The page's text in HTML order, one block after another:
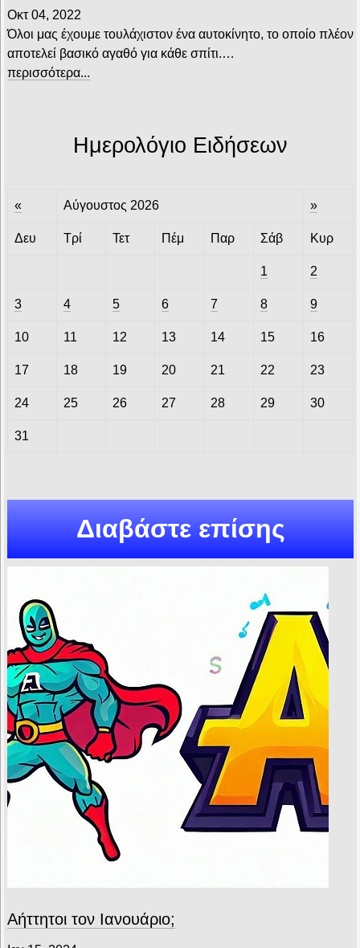
Οκτ 04, 2022
Όλοι μας έχουμε τουλάχιστον ένα αυτοκίνητο, το οποίο πλέον
αποτελεί βασικό αγαθό για κάθε σπίτι.…
περισσότερα...
Ημερολόγιο Ειδήσεων
« Αύγουστος 2026 »
Δευ Τρί Τετ Πέμ Παρ Σάβ Κυρ
1 2
3 4 5 6 7 8 9
10 11 12 13 14 15 16
17 18 19 20 21 22 23
24 25 26 27 28 29 30
31
Διαβάστε επίσης
Αήττητοι τον Ιανουάριο;